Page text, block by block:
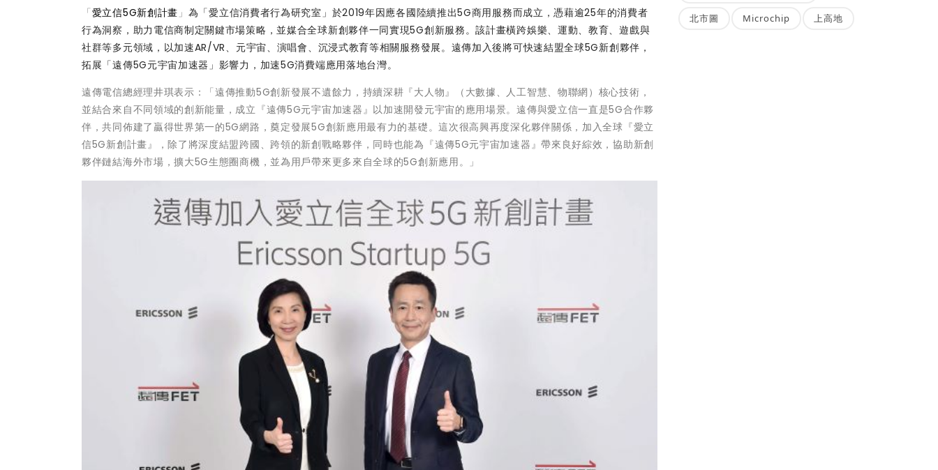
「愛立信5G新創計畫」 為「愛立信消費者行為研究室」於2019年因應各國陸續推出5G商用服務而成立，憑藉逾25年的消費者
行為洞察，助力電信商制定關鍵市場策略，並媒合全球新創夥伴一同實現5G創新服務。該計畫橫跨娛樂、運動、教育、遊戲與
社群等多元領域，以加速AR/VR、元宇宙、演唱會、沉浸式教育等相關服務發展。遠傳加入後將可快速結盟全球5G新創夥伴，
拓展「遠傳5G元宇宙加速器」影響力，加速5G消費端應用落地台灣。
遠傳電信總經理井琪表示：「遠傳推動5G創新發展不遺餘力，持續深耕『大人物』（大數據、人工智慧、物聯網）核心技術，
並結合來自不同領域的創新能量，成立『遠傳5G元宇宙加速器』以加速開發元宇宙的應用場景。遠傳與愛立信一直是5G合作夥
伴，共同佈建了贏得世界第一的5G網路，奠定發展5G創新應用最有力的基礎。這次很高興再度深化夥伴關係，加入全球『愛立
信5G新創計畫』，除了將深度結盟跨國、跨領的新創戰略夥伴，同時也能為『遠傳5G元宇宙加速器』帶來良好綜效，協助新創
夥伴鏈結海外市場，擴大5G生態圈商機，並為用戶帶來更多來自全球的5G創新應用。」
北市圖 Microchip 上高地